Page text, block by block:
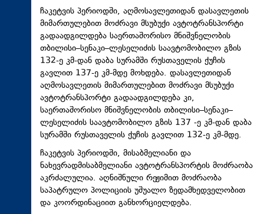
ჩაკეტვის პერიოდში, აღმოსავლეთიდან დასავლეთის
მიმართულებით მოძრავი მსუბუქი ავტოტრანსპორტი
გადაადგილდება საერთაშორისო მნიშვნელობის
თბილისი–სენაკი–ლესელიძის საავტომობილო გზის
132-ე კმ-დან დაბა სურამში რუსთაველის ქუჩის
გავლით 137-ე კმ-მდე მოხდება. დასავლეთიდან
აღმოსავლეთის მიმართულებით მოძრავი მსუბუქი
ავტოტრანსპორტი გადაადგილდება კი,
საერთაშორისო მნიშვნელობის თბილისი–სენაკი–
ლესელიძის საავტომობილო გზის 137 -ე კმ-დან დაბა
სურამში რუსთაველის ქუჩის გავლით 132-ე კმ-მდე.
ჩაკეტვის პერიოდში, მისაბმელიანი და
ნახევრადმისაბმელიანი ავტოტრანსპორტის მოძრაობა
აკრძალულია. აღნიშნული რეჟიმით მოძრაობა
საპატრულო პოლიციის უშუალო ზედამხედველობით
და კოორდინაციით განხორციელდება.